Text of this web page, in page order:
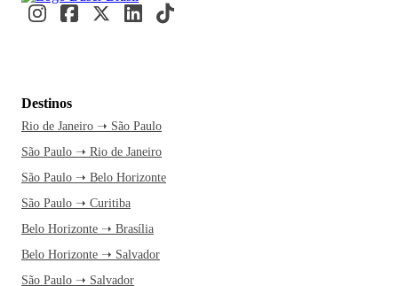
Destinos
Rio de Janeiro ➝ São Paulo
São Paulo ➝ Rio de Janeiro
São Paulo ➝ Belo Horizonte
São Paulo ➝ Curitiba
Belo Horizonte ➝ Brasília
Belo Horizonte ➝ Salvador
São Paulo ➝ Salvador